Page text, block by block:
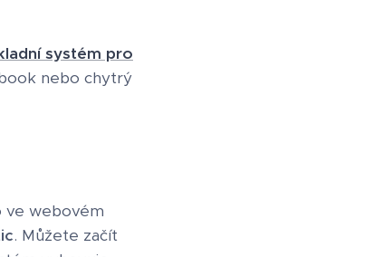
systém pro
nebo chytrý
ve webovém
. Můžete začít